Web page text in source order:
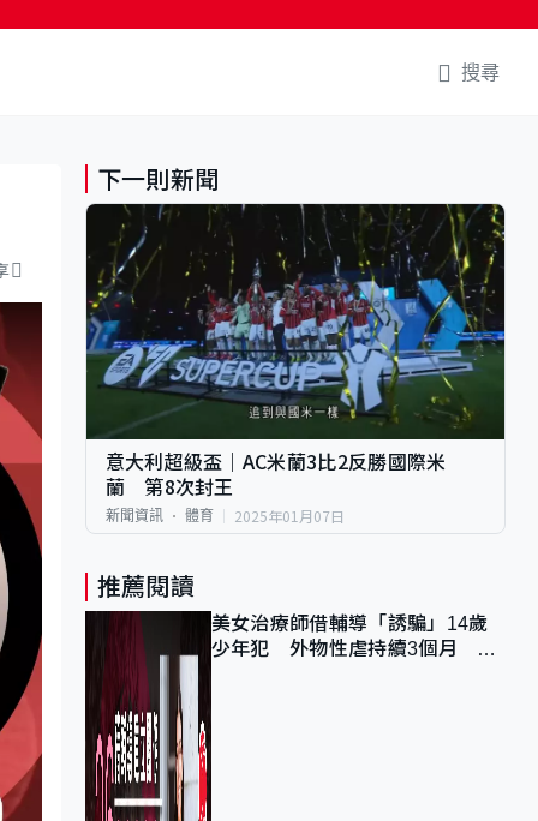
搜尋
下一則新聞
意大利超級盃｜AC米蘭3比2反勝國際米
蘭 第8次封王
新聞資訊 體育 2025年01月07日
推薦閱讀
美女治療師借輔導「誘騙」14歲
少年犯 外物性虐持續3個月 受